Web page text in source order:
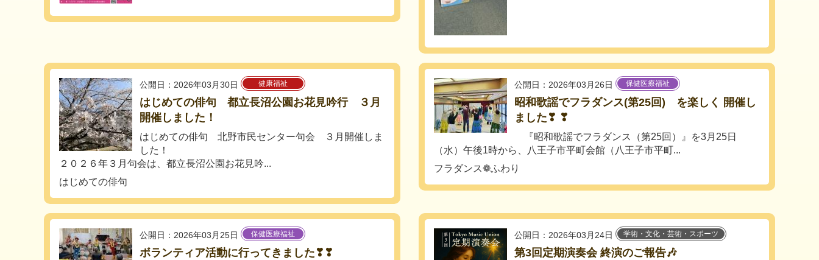
公開日：2026年03月30日 健康福祉
はじめての俳句 都立長沼公園お花見吟行 ３月
開催しました！
はじめての俳句 北野市民センター句会 ３月開催しま
した！
２０２６年３月句会は、都立長沼公園お花見吟...
はじめての俳句
公開日：2026年03月26日 保健医療福祉
昭和歌謡でフラダンス(第25回) を楽しく 開催し
ました❣ ❣
『昭和歌謡でフラダンス（第25回）』を3月25日
（水）午後1時から、八王子市平町会館（八王子市平町...
フラダンス❁ふわり
公開日：2026年03月25日 保健医療福祉
ボランティア活動に行ってきました❣❣
公開日：2026年03月24日 学術・文化・芸術・スポーツ
第3回定期演奏会 終演のご報告🎶